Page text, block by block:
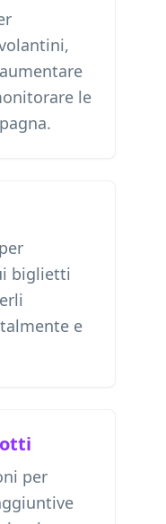
le
biglietti
e
per